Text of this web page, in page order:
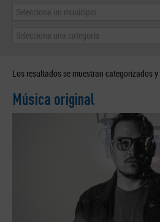
Selecciona un municipio
Selecciona una categoría
Los resultados se muestran categorizados
Música original